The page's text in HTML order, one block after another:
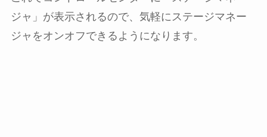
ジャ」が表示されるので、気軽にステージマネー
ジャをオンオフできるようになります。